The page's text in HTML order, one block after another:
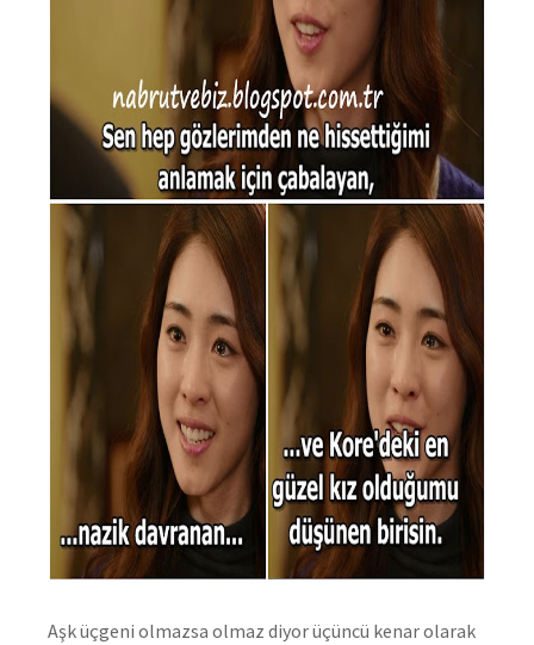
Aşk üçgeni olmazsa olmaz diyor üçüncü kenar olarak